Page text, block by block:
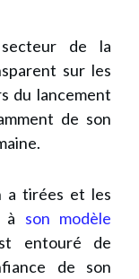
de la
sur les
du lancement
de son
a tirées et les
à son modèle
entouré de
de son